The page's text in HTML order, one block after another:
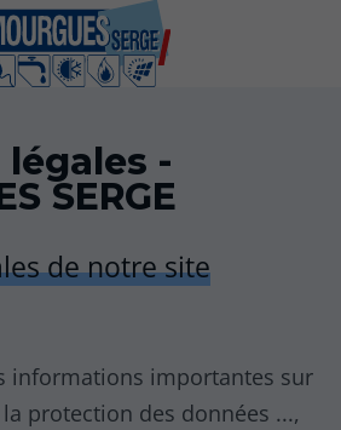
-
SERGE
de notre site
informations importantes sur
protection des données ...,